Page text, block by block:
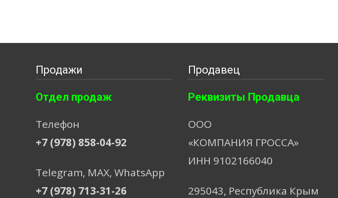
Продажи
Отдел продаж
Телефон
+7 (978) 858-04-92
Telegram, МАХ, WhatsApp
+7 (978) 713-31-26
Продавец
Реквизиты Продавца
ООО
«КОМПАНИЯ ГРОССА»
ИНН 9102166040
295043, Республика Крым